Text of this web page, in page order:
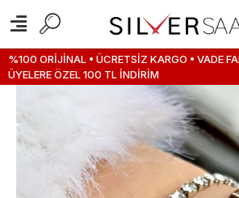
%100 ORİJİNAL • ÜCRETSİZ KARGO • VADE
ÜYELERE ÖZEL 100 TL İNDİRİM